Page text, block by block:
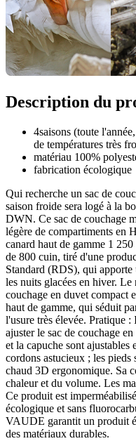
Description du
4saisons (toute
de températures très
matériau 100%
fabrication écologique
Qui recherche un sac de
saison froide sera logé à la
DWN. Ce sac de couchage
légère de compartiments en
canard haut de gamme 1
de 800 cuin, tiré d'une
Standard (RDS), qui
les nuits glacées en hiver. Le
couchage en duvet compact
haut de gamme, qui séduit
l'usure très élevée. Pratique
ajuster le sac de couchage
et la capuche sont
cordons astucieux ; les pieds
chaud 3D ergonomique. Sa
chaleur et du volume. Les
Ce produit est
écologique et sans
VAUDE garantit un produit
des matériaux durables.